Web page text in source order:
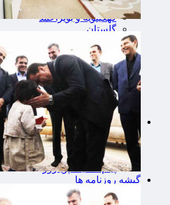
کرمانشاه
کهگیلویه و بویراحمد
گلستان
لرستان
مازندران
مرکزی
هرمزگان
همدان
یزد
🔻پویاروز
یادداشت پویاروز
اطلاعیه
پیام تبریک پویاروز
پیام تسلیت پویاروز
گیشه روزنامه ها